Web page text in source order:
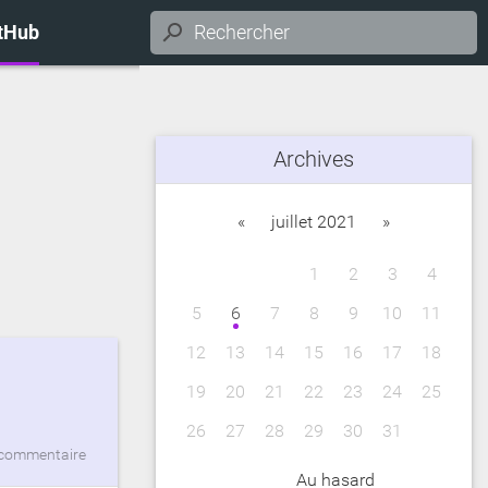
Archives
« juillet 2021 »
1 2 3
4
5
6 7 8 9 10
11
12
13 14 15 16 17
18
19
20 21 22 23 24
25
26
27 28 29 30 31
Au hasard